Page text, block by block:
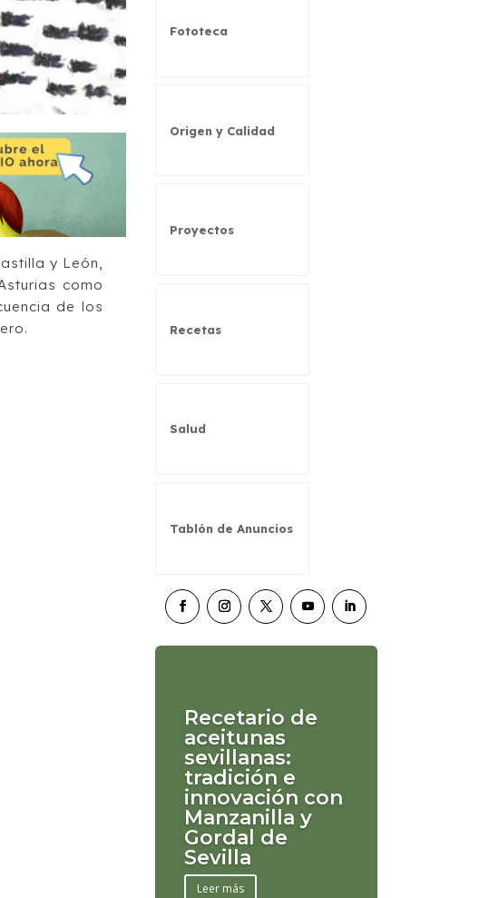
y León,
como
de los
Fototeca
Origen y Calidad
Proyectos
Recetas
Salud
Tablón de Anuncios
Recetario de
aceitunas
sevillanas:
tradición e
innovación con
Manzanilla y
Gordal de
Sevilla
Leer más